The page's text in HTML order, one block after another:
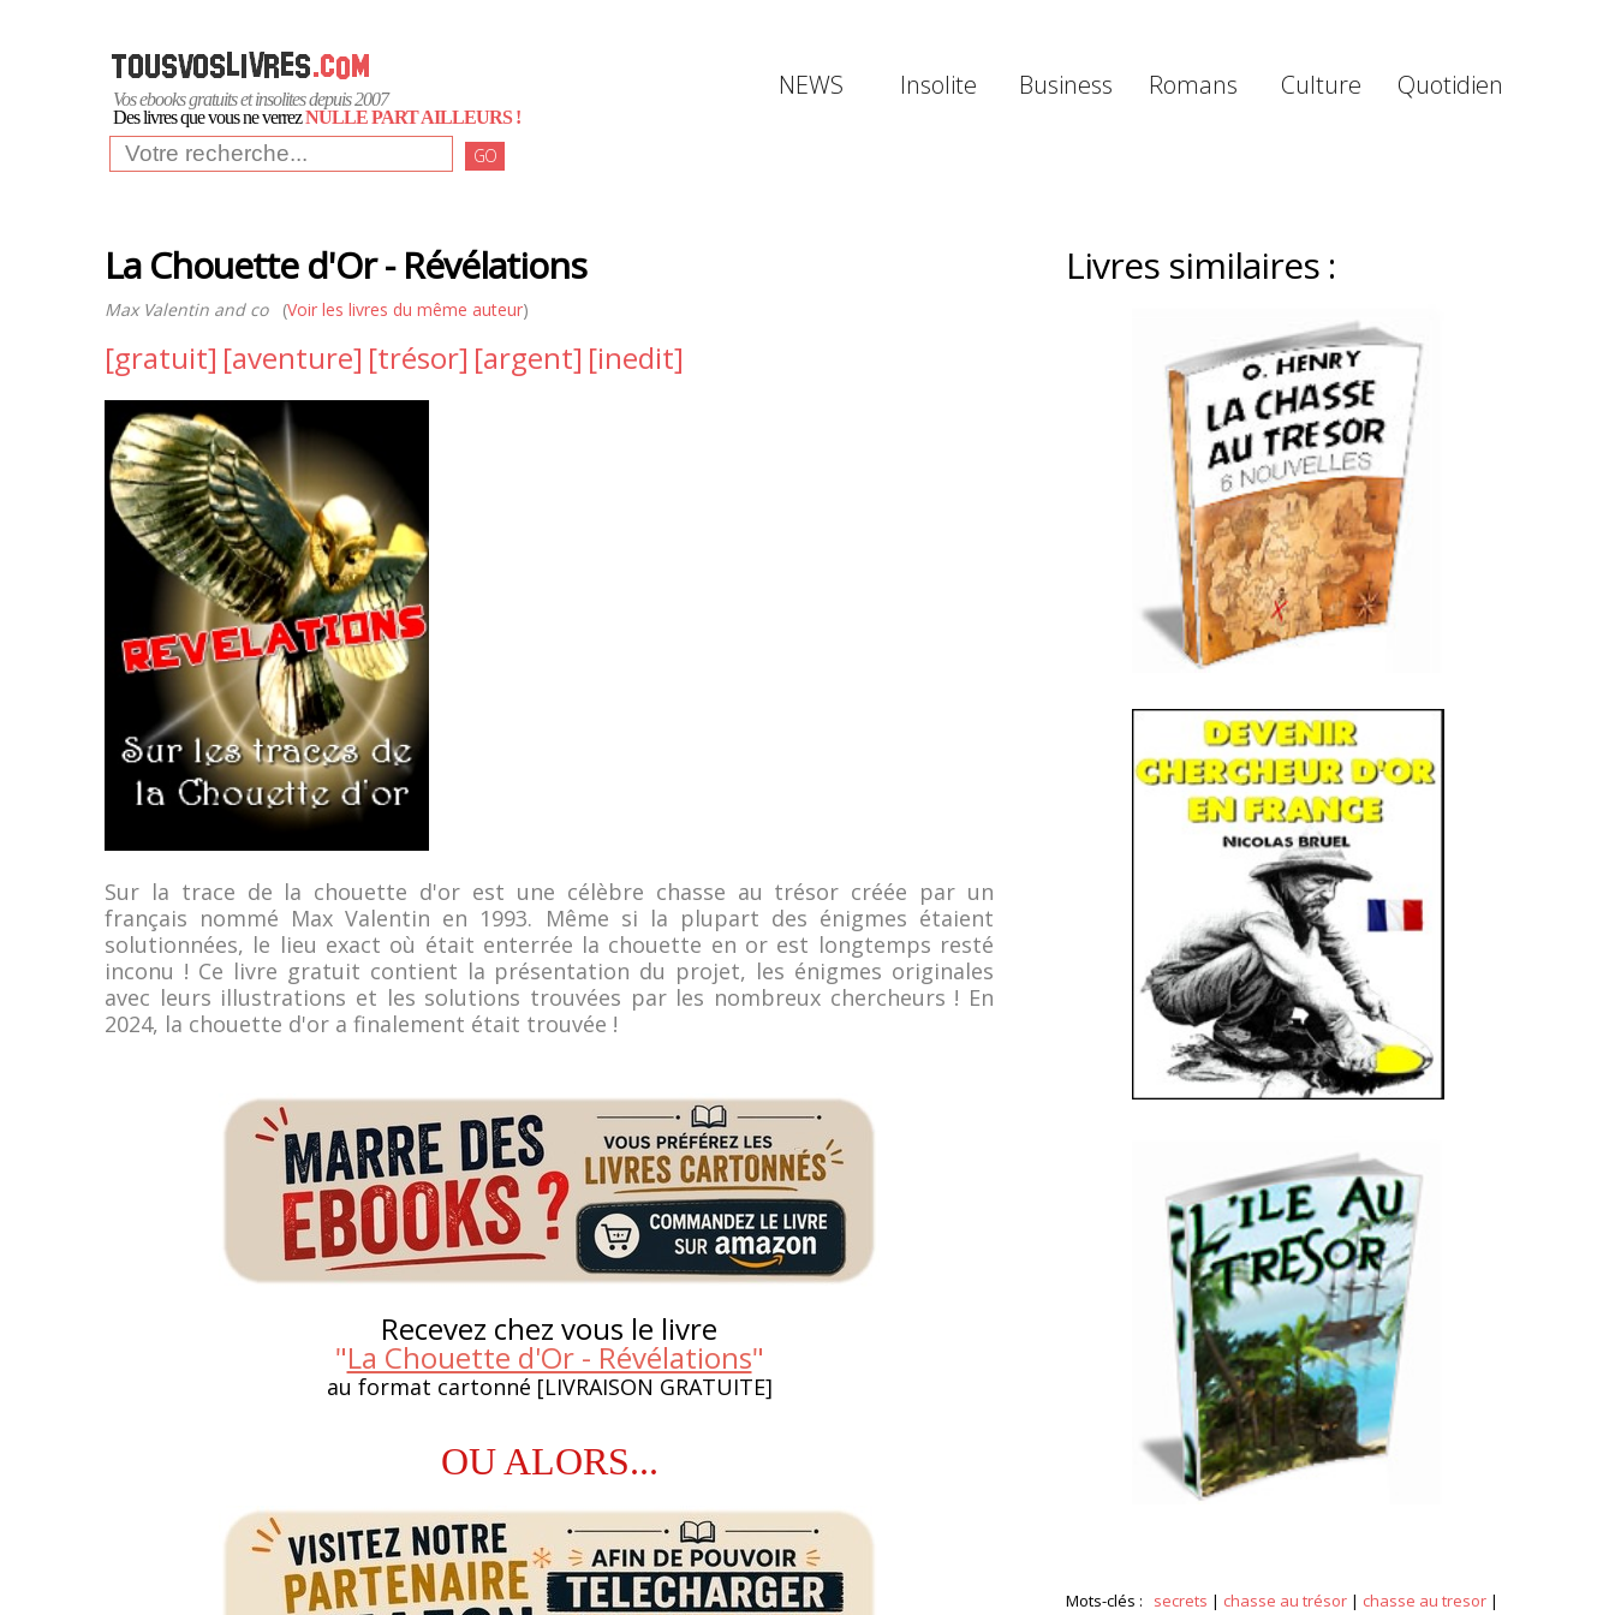
Vos ebooks gratuits et insolites depuis 2007
Des livres que vous ne verrezNULLE PART AILLEURS !
GO
NEWS Insolite Business Romans Culture Quotidien
La Chouette d'Or - Révélations
Max Valentin and co(Voir les livres du même auteur)
[gratuit] [aventure] [trésor] [argent] [inedit]
Sur la trace de la chouette d'or est une célèbre chasse au trésor créée par un
français nommé Max Valentin en 1993. Même si la plupart des énigmes étaient
solutionnées, le lieu exact où était enterrée la chouette en or est longtemps resté
inconu ! Ce livre gratuit contient la présentation du projet, les énigmes originales
avec leurs illustrations et les solutions trouvées par les nombreux chercheurs ! En
2024, la chouette d'or a finalement était trouvée !
Recevez chez vous le livre
"La Chouette d'Or - Révélations"
au format cartonné [LIVRAISON GRATUITE]
OU ALORS...
Livres similaires :
Mots-clés : secrets | chasse au trésor | chasse au tresor |